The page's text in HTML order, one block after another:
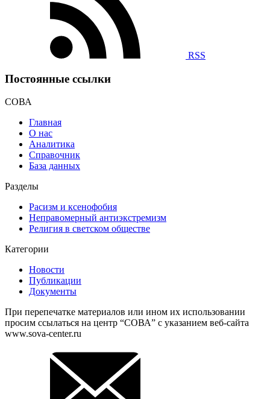
RSS
Постоянные ссылки
СОВА
Главная
О нас
Аналитика
Справочник
База данных
Разделы
Расизм и ксенофобия
Неправомерный антиэкстремизм
Религия в светском обществе
Категории
Новости
Публикации
Документы
При перепечатке материалов или ином их использовании
просим ссылаться на центр “СОВА” с указанием веб-сайта
www.sova-center.ru